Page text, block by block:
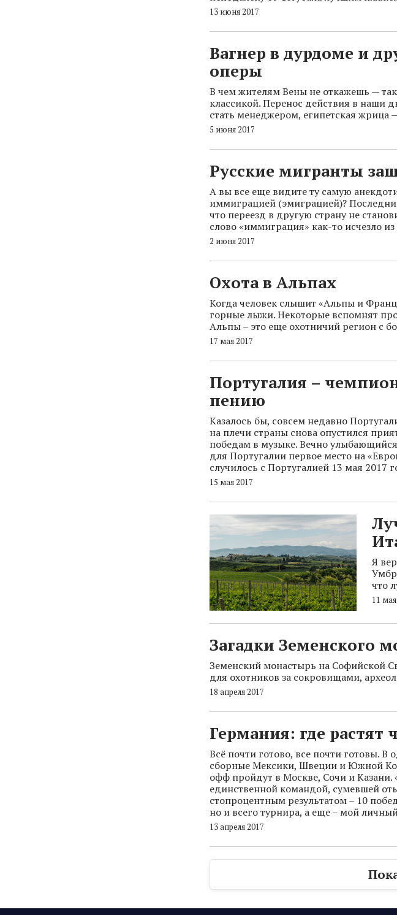
13 июня 2017
Вагнер в дурдоме и
оперы
В чем жителям Вены не откажешь —
классикой. Перенос действия в наши
стать менеджером, египетская жрица
5 июня 2017
Русские мигранты
А вы все еще видите ту самую
иммиграцией (эмиграцией)?
что переезд в другую страну не
слово «иммиграция» как-то исчезло
2 июня 2017
Охота в Альпах
Когда человек слышит «Альпы и
горные лыжи. Некоторые вспомнят
Альпы – это еще охотничий регион с
17 мая 2017
Португалия –
пению
Казалось бы, совсем недавно
на плечи страны снова опустился
победам в музыке. Вечно
для Португалии первое место на
случилось с Португалией 13 мая 2017
15 мая 2017
Я
что
11
Загадки Земенского
Земенский монастырь на Софийской
для охотников за сокровищами,
18 апреля 2017
Германия: где растят
Всё почти готово, все почти готовы. В
сборные Мексики, Швеции и Южной
офф пройдут в Москве, Сочи и
единственной командой, сумевшей
стопроцентным результатом – 10
но и всего турнира, а еще – мой
13 апреля 2017